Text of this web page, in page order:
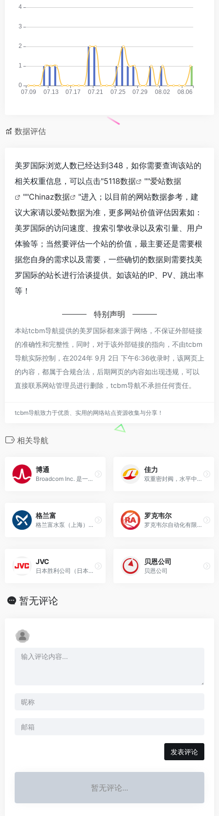
数据评估
美罗国际浏览人数已经达到348，如你需要查询该站的
相关权重信息，可以点击"5118数据 ""爱站数据
""Chinaz数据
"进入；以目前的网站数据参考，建
议大家请以爱站数据为准，更多网站价值评估因素如：
美罗国际的访问速度、搜索引擎收录以及索引量、用户
体验等；当然要评估一个站的价值，最主要还是需要根
据您自身的需求以及需要，一些确切的数据则需要找美
罗国际的站长进行洽谈提供。如该站的IP、PV、跳出率
等！
特别声明
本站tcbm导航提供的美罗国际都来源于网络，不保证外部链接
的准确性和完整性，同时，对于该外部链接的指向，不由tcbm
导航实际控制，在2024年 9月 2日 下午6:36收录时，该网页上
的内容，都属于合规合法，后期网页的内容如出现违规，可以
直接联系网站管理员进行删除，tcbm导航不承担任何责任。
tcbm导航致力于优质、实用的网络站点资源收集与分享！
相关导航
博通
Broadcom Inc. 是一家全球领先的技术企业，业务范围囊括多种半导体、企业用软件和安全解决方案的设计、开发和供应。
佳力
双重密封阀，水平中开式输油泵，水平中开式输油泵，浙江佳力科技股份有限公司
格兰富
格兰富水泵（上海）有限公司 |
罗克韦尔
罗克韦尔自动化有限公司(NYSE: ROK)是全球大的致力于工业自动化与信息的公司，致力于帮助客户提高生产力，以及世界可持续发展。罗克韦尔自动化总部位于美国威斯
JVC
日本胜利公司（日本ビクター株式会社，Victor Company of Japan, Limited），公司英文简称为JVC；在中国大陆、台湾也可适用正式译名杰
贝恩公司
贝恩公司
暂无评论
发表评论
暂无评论...